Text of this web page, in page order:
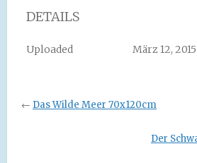
DETAILS
Uploaded März 12, 2015
← Das Wilde Meer 70x120cm
Der